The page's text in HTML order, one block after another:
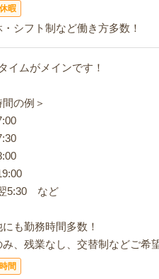
暇
シフト制など働き方多数！
イムがメインです！
間の例＞
5:30 など
も勤務時間多数！
、残業なし、交替制などご希
間